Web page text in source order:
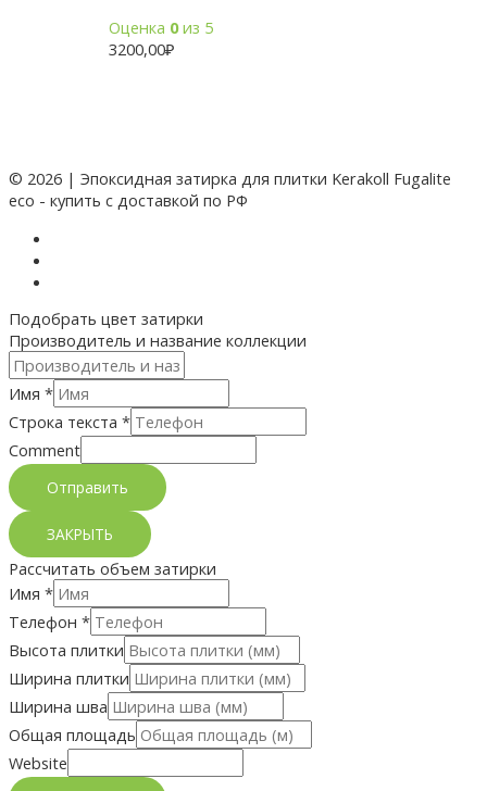
Оценка 0из 5
3200,00₽
© 2026 | Эпоксидная затирка для плитки Kerakoll Fugalite
eco - купить с доставкой по РФ
Подобрать цвет затирки
Производитель и название коллекции
Имя *
Строка текста *
Comment
Отправить
ЗАКРЫТЬ
Рассчитать объем затирки
Имя *
Телефон *
Высота плитки
Ширина плитки
Ширина шва
Общая площадь
Website